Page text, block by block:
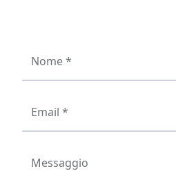
Nome *
Email *
Messaggio